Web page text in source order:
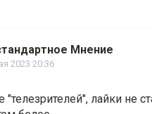
Мнение
2023 20:36
"телезрителей", лайки не